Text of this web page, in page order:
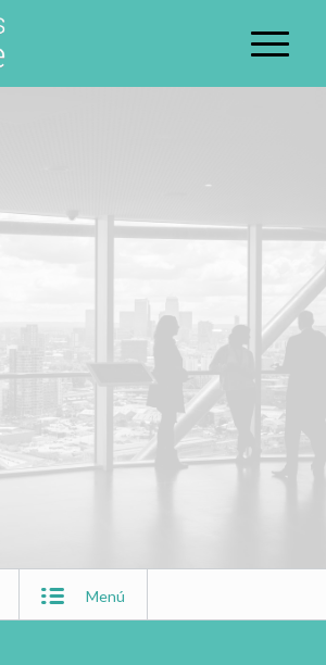
ACTIVIDAD
CON OBRA
AHORA GRATIS
Menú